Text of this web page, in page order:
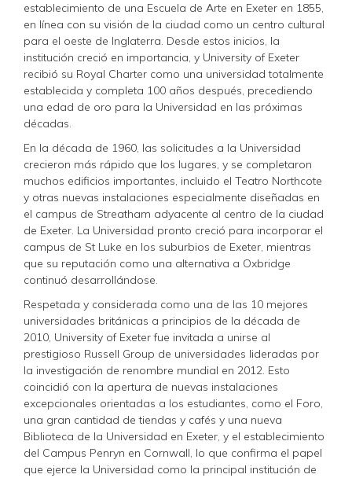
establecimiento de una Escuela de Arte en Exeter en 1855,
en línea con su visión de la ciudad como un centro cultural
para el oeste de Inglaterra. Desde estos inicios, la
institución creció en importancia, y University of Exeter
recibió su Royal Charter como una universidad totalmente
establecida y completa 100 años después, precediendo
una edad de oro para la Universidad en las próximas
décadas.
En la década de 1960, las solicitudes a la Universidad
crecieron más rápido que los lugares, y se completaron
muchos edificios importantes, incluido el Teatro Northcote
y otras nuevas instalaciones especialmente diseñadas en
el campus de Streatham adyacente al centro de la ciudad
de Exeter. La Universidad pronto creció para incorporar el
campus de St Luke en los suburbios de Exeter, mientras
que su reputación como una alternativa a Oxbridge
continuó desarrollándose.
Respetada y considerada como una de las 10 mejores
universidades británicas a principios de la década de
2010, University of Exeter fue invitada a unirse al
prestigioso Russell Group de universidades lideradas por
la investigación de renombre mundial en 2012. Esto
coincidió con la apertura de nuevas instalaciones
excepcionales orientadas a los estudiantes, como el Foro,
una gran cantidad de tiendas y cafés y una nueva
Biblioteca de la Universidad en Exeter, y el establecimiento
del Campus Penryn en Cornwall, lo que confirma el papel
que ejerce la Universidad como la principal institución de